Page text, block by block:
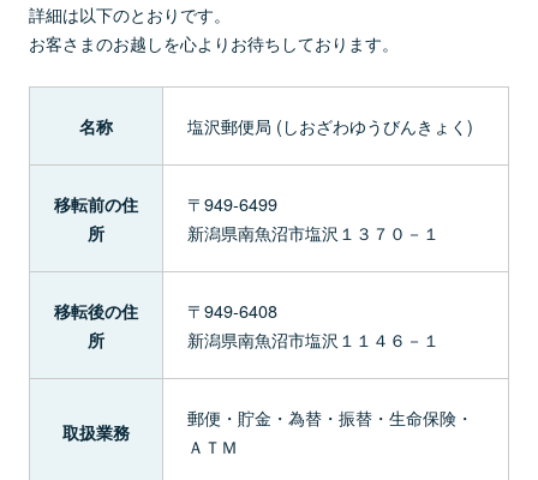
詳細は以下のとおりです。
お客さまのお越しを心よりお待ちしております。
名称 塩沢郵便局 (しおざわゆうびんきょく)
移転前の住
所
〒949-6499
新潟県南魚沼市塩沢１３７０－１
移転後の住
所
〒949-6408
新潟県南魚沼市塩沢１１４６－１
取扱業務
郵便・貯金・為替・振替・生命保険・
ＡＴＭ